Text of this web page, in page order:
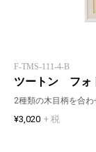
F-TMS-111-4-B
ツートン フ
2種類の木目柄を合
¥3,020 + 税